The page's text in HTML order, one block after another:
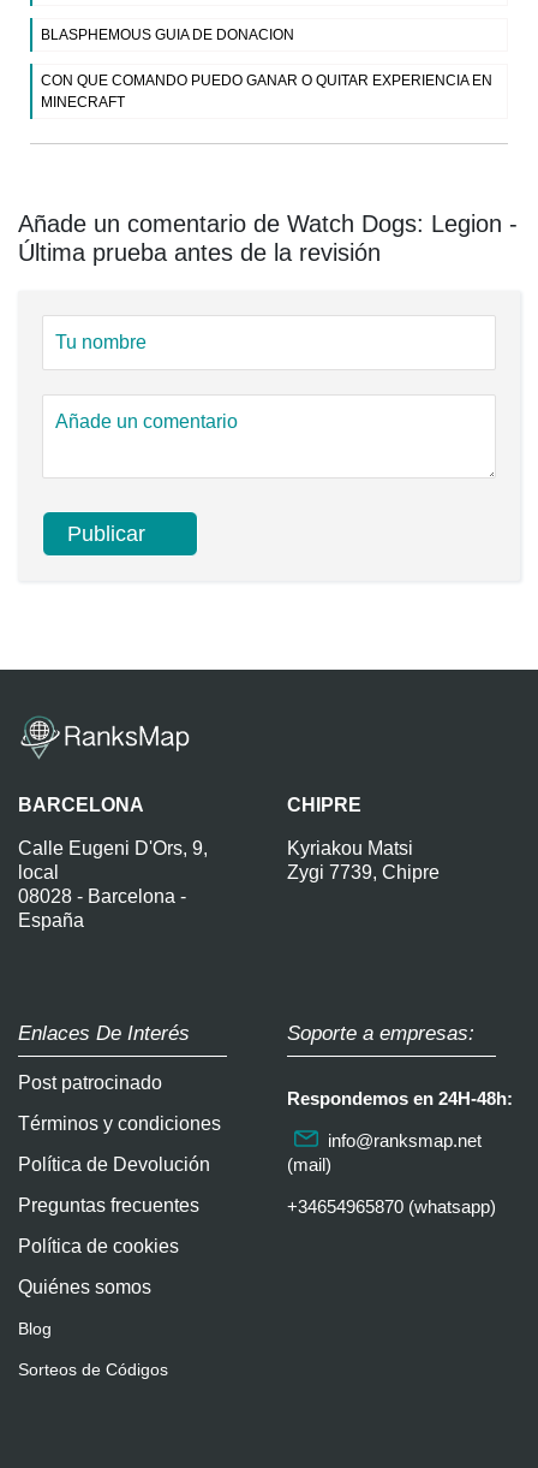
BLASPHEMOUS GUIA DE DONACION
CON QUE COMANDO PUEDO GANAR O QUITAR EXPERIENCIA EN
MINECRAFT
Añade un comentario de Watch Dogs: Legion -
Última prueba antes de la revisión
BARCELONA
Calle Eugeni D'Ors, 9,
local
08028 - Barcelona -
España
CHIPRE
Kyriakou Matsi
Zygi 7739, Chipre
Enlaces De Interés
Post patrocinado
Términos y condiciones
Política de Devolución
Preguntas frecuentes
Política de cookies
Quiénes somos
Blog
Sorteos de Códigos
Soporte a empresas:
Respondemos en 24H-48h:
info@ranksmap.net
(mail)
+34654965870 (whatsapp)